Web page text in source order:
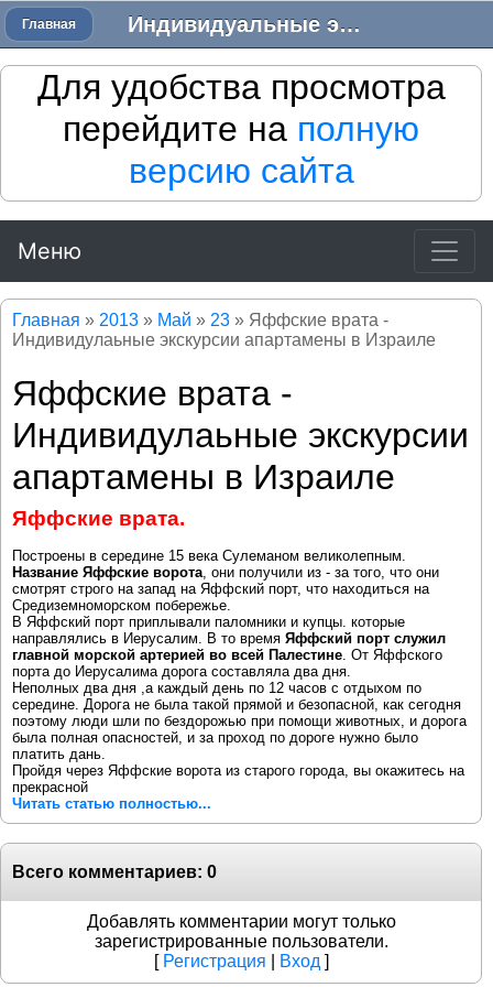
Индивидуальные экскурсии в Израиле - Трансфер в Израиле
Главная
Для удобства просмотра
перейдите на полную
версию сайта
Меню
Главная » 2013 » Май » 23 » Яффские врата -
Индивидулаьные экскурсии апартамены в Израиле
Яффские врата -
Индивидулаьные экскурсии
апартамены в Израиле
Яффские врата.
Построены в середине 15 века Сулеманом великолепным.
Название Яффские ворота, они получили из - за того, что они
смотрят строго на запад на Яффский порт, что находиться на
Средиземноморском побережье.
В Яффский порт приплывали паломники и купцы. которые
направлялись в Иерусалим. В то время Яффский порт служил
главной морской артерией во всей Палестине. От Яффского
порта до Иерусалима дорога составляла два дня.
Неполных два дня ,а каждый день по 12 часов с отдыхом по
середине. Дорога не была такой прямой и безопасной, как сегодня
поэтому люди шли по бездорожью при помощи животных, и дорога
была полная опасностей, и за проход по дороге нужно было
платить дань.
Пройдя через Яффские ворота из старого города, вы окажитесь на
прекрасной
Читать статью полностью...
Всего комментариев: 0
Добавлять комментарии могут только
зарегистрированные пользователи.
[ Регистрация Вход ]